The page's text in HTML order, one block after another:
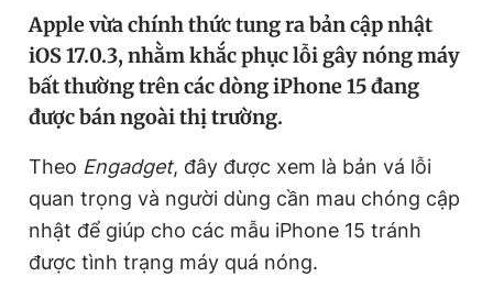
Video Magazine
Tiện ích Bạn cần biết
Thông tin tòa soạn Liên hệ quảng cáo
Apple vừa chính thức tung ra bản cập nhật
iOS 17.0.3, nhằm khắc phục lỗi gây nóng máy
bất thường trên các dòng iPhone 15 đang
được bán ngoài thị trường.
Theo Engadget, đây được xem là bản vá lỗi
quan trọng và người dùng cần mau chóng cập
nhật để giúp cho các mẫu iPhone 15 tránh
được tình trạng máy quá nóng.